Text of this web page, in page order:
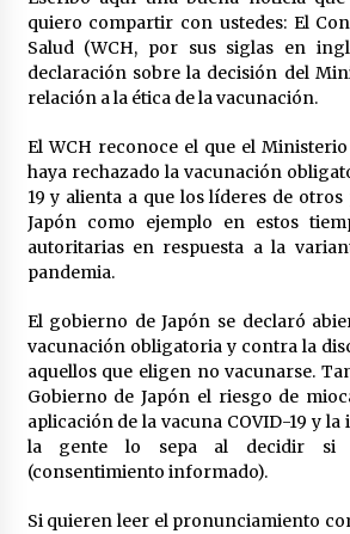
Laura Itzel Castillo será
las Mujeres, anuncia
2 meses atrás
Segob: «ya dimos
2 meses atrás
Zar antidrogas de EE.UU.:
políticos mexicanos que
Trump anuncia acuerdo
operaciones militares
2 meses atrás
Trump asegura que
petróleo están
quiero compartir con ustedes: El
Salud (WCH, por sus siglas en
declaración sobre la decisión del
relación a la ética de la vacunación.
El WCH reconoce el que el
haya rechazado la vacunación
19 y alienta a que los líderes de
Japón como ejemplo en estos
autoritarias en respuesta a la
pandemia.
El gobierno de Japón se declaró
vacunación obligatoria y contra la
aquellos que eligen no vacunarse.
Gobierno de Japón el riesgo de
aplicación de la vacuna COVID-19 y
la gente lo sepa al decidir si
(consentimiento informado).
Si quieren leer el pronunciamiento